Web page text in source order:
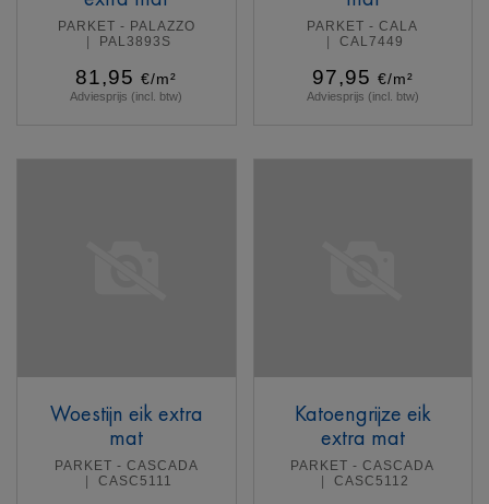
PARKET - PALAZZO
PAL3893S
81,95 €/m²
Adviesprijs (incl. btw)
PARKET - CALA
CAL7449
97,95 €/m²
Adviesprijs (incl. btw)
Woestijn eik extra
mat
PARKET - CASCADA
CASC5111
Katoengrijze eik
extra mat
PARKET - CASCADA
CASC5112